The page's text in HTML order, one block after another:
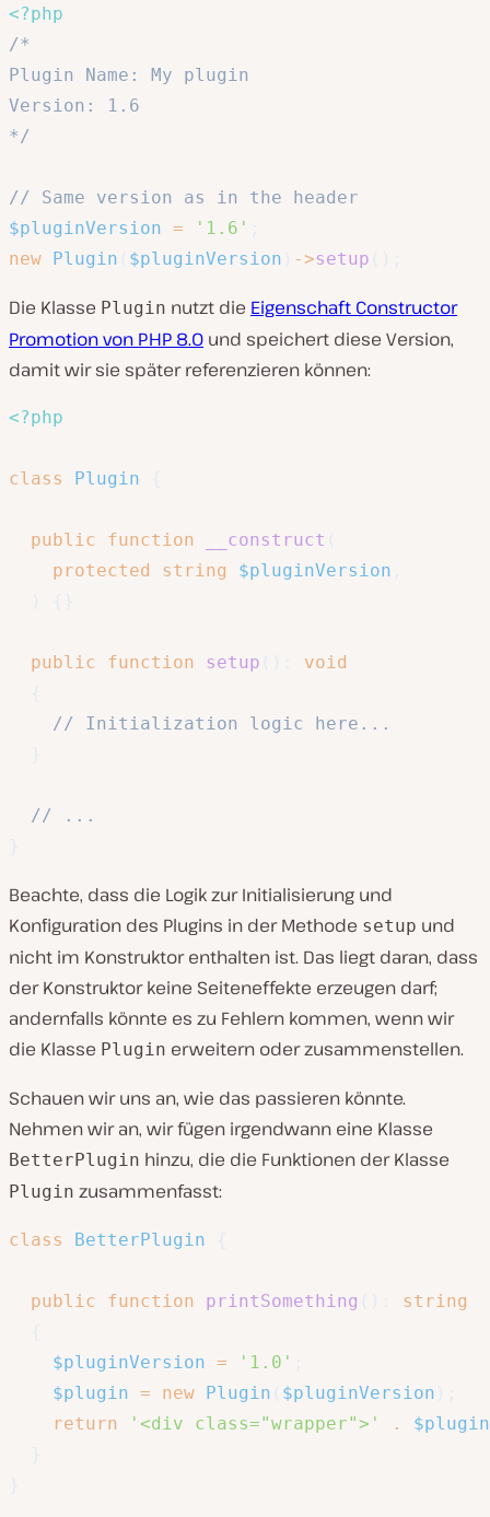
<?php
/*
Plugin Name: My plugin
Version: 1.6
*/
// Same version as in the header
$pluginVersion = '1.6'
new Plugin $pluginVersion ->setup
Die Klasse Plugin nutzt die Eigenschaft Constructor
Promotion von PHP 8.0 und speichert diese Version,
damit wir sie später referenzieren können:
<?php
class Plugin
public function __construct
protected
string $pluginVersion
public function setup
void
// Initialization logic here...
// ...
Beachte, dass die Logik zur Initialisierung und
Konfiguration des Plugins in der Methode setup und
nicht im Konstruktor enthalten ist. Das liegt daran, dass
der Konstruktor keine Seiteneffekte erzeugen darf;
andernfalls könnte es zu Fehlern kommen, wenn wir
die Klasse Plugin erweitern oder zusammenstellen.
Schauen wir uns an, wie das passieren könnte.
Nehmen wir an, wir fügen irgendwann eine Klasse
BetterPlugin hinzu, die die Funktionen der Klasse
Plugin zusammenfasst:
class BetterPlugin
public function printSomething
string
$pluginVersion = '1.0'
$plugin = new Plugin $pluginVersion
return
'<div class="wrapper">' .
$plugin